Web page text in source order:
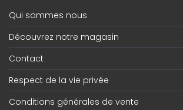
Qui sommes nous
Découvrez notre magasin
Contact
Respect de la vie privée
Conditions générales de vente